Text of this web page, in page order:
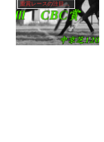
重賞レースの注目馬分析